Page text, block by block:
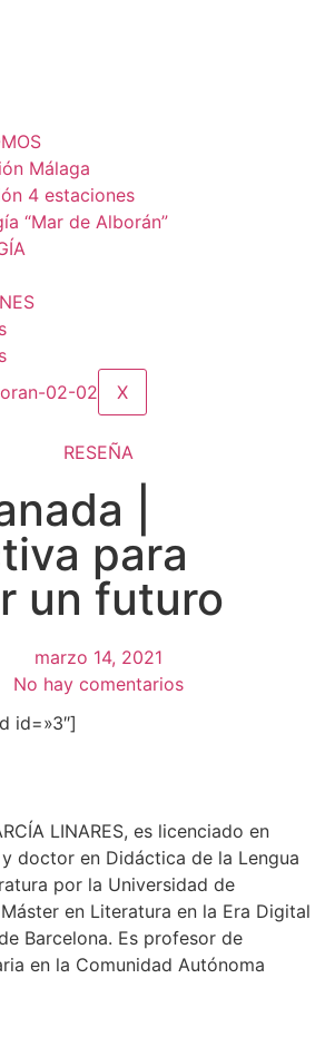
Málaga
4 estaciones
“Mar de Alborán”
X
RESEÑA
|
para
un futuro
marzo 14, 2021
No hay comentarios
id=»3″]
LINARES, es licenciado en
doctor en Didáctica de la Lengua
por la Universidad de
en Literatura en la Era Digital
Barcelona. Es profesor de
en la Comunidad Autónoma